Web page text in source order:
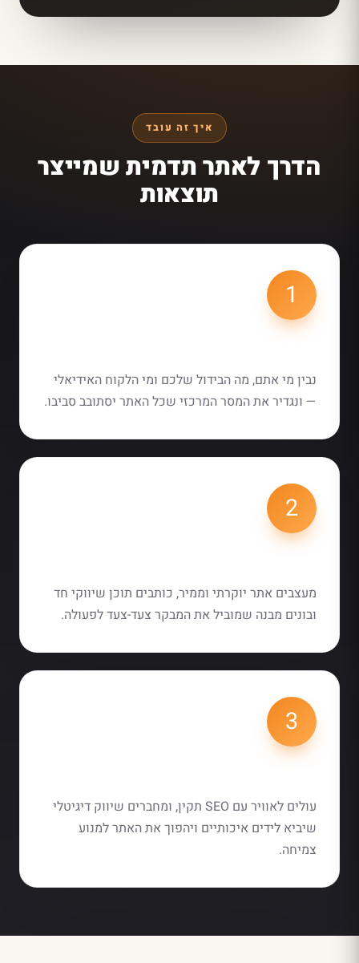
איך זה עובד
הדרך לאתר תדמית שמייצר
תוצאות
1
נבין מי אתם, מה הבידול שלכם ומי הלקוח האידיאלי
— ונגדיר את המסר המרכזי שכל האתר יסתובב סביבו.
2
מעצבים אתר יוקרתי וממיר, כותבים תוכן שיווקי חד
ובונים מבנה שמוביל את המבקר צעד-צעד לפעולה.
3
עולים לאוויר עם SEO תקין, ומחברים שיווק דיגיטלי
שיביא לידים איכותיים ויהפוך את האתר למנוע
צמיחה.